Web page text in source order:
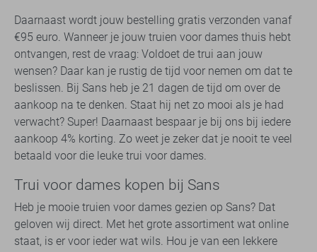
Daarnaast wordt jouw bestelling gratis verzonden vanaf
€95 euro. Wanneer je jouw truien voor dames thuis hebt
ontvangen, rest de vraag: Voldoet de trui aan jouw
wensen? Daar kan je rustig de tijd voor nemen om dat te
beslissen. Bij Sans heb je 21 dagen de tijd om over de
aankoop na te denken. Staat hij net zo mooi als je had
verwacht? Super! Daarnaast bespaar je bij ons bij iedere
aankoop 4% korting. Zo weet je zeker dat je nooit te veel
betaald voor die leuke trui voor dames.
Trui voor dames kopen bij Sans
Heb je mooie truien voor dames gezien op Sans? Dat
geloven wij direct. Met het grote assortiment wat online
staat, is er voor ieder wat wils. Hou je van een lekkere